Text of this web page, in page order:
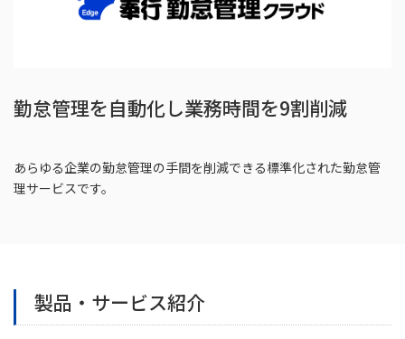
勤怠管理を自動化し業務時間を9割削減
あらゆる企業の勤怠管理の手間を削減できる標準化された勤怠管
理サービスです。
製品・サービス紹介